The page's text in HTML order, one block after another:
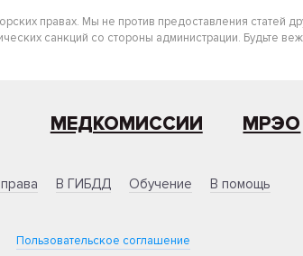
правах. Мы не против предоставления статей
санкций со стороны администрации. Будьте
МЕДКОМИССИИ МРЭО
В ГИБДД Обучение
В помощь
Пользовательское соглашение